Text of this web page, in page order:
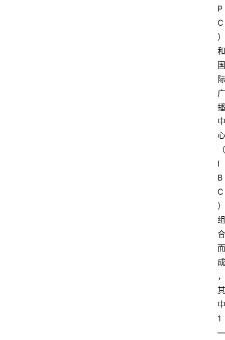
P
C
）
和
国
际
广
播
中
心
（
I
B
C
）
组
合
而
成
，
其
中
1
—